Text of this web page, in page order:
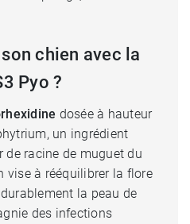
chien avec la
Pyo ?
dosée à hauteur
un ingrédient
racine de muguet du
vise à rééquilibrer la flore
la peau de
des infections